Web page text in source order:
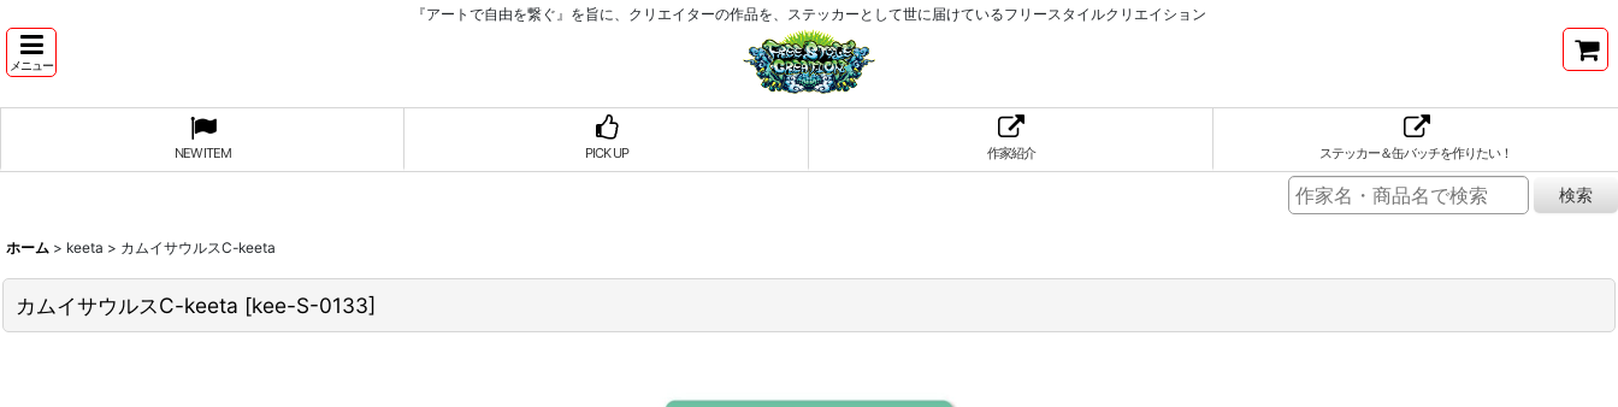
『アートで自由を繋ぐ』を旨に、クリエイターの作品を、ステッカーとして世に届けているフリースタイルクリエイション
メニュー
NEW ITEM PICK UP 作家紹介 ステッカー＆缶バッチを作りたい！
ホーム > keeta > カムイサウルスC-keeta
カムイサウルスC-keeta [kee-S-0133]